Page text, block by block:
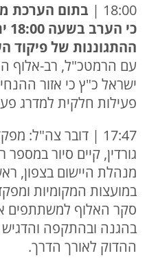
18:00 |
בתום הערכת
ההתגוננות של פיקוד
עם הרמטכ"ל, רב-אלוף
ישראל כ"ץ כי אזור
פעילות חלקית למדרג
17:47 | דובר צה"ל:
גורדין, קיים סיור
מנהלת היישום בצפון,
במועצות המקומיות
סקר האלוף למשתתפים
בהגנה ובהתקפה
ההדוק לאורך הדרך.